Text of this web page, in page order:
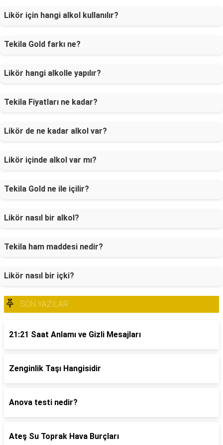
Likör için hangi alkol kullanılır?
Tekila Gold farkı ne?
Likör hangi alkolle yapılır?
Tekila Fiyatları ne kadar?
Likör de ne kadar alkol var?
Likör içinde alkol var mı?
Tekila Gold ne ile içilir?
Likör nasıl bir alkol?
Tekila ham maddesi nedir?
Likör nasıl bir içki?
SON YAZILAR
21:21 Saat Anlamı ve Gizli Mesajları
Zenginlik Taşı Hangisidir
Anova testi nedir?
Ateş Su Toprak Hava Burçları